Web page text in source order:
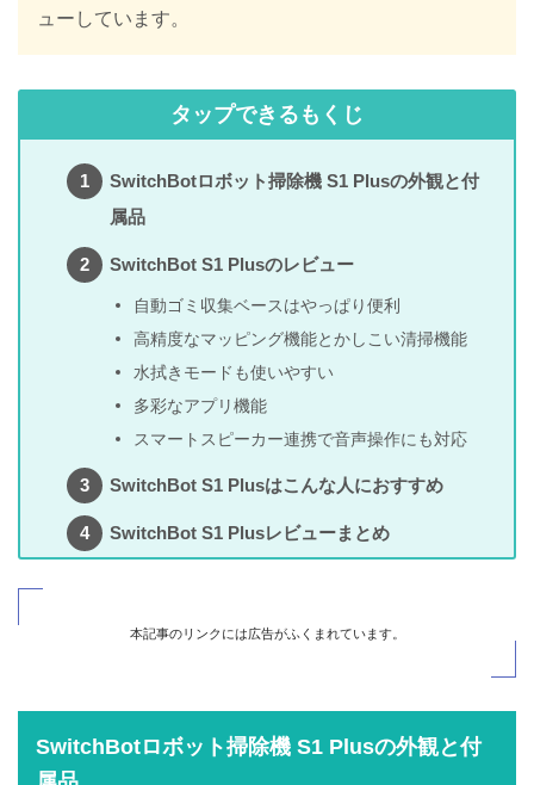
ューしています。
タップできるもくじ
SwitchBotロボット掃除機 S1 Plusの外観と付
属品
SwitchBot S1 Plusのレビュー
自動ゴミ収集ベースはやっぱり便利
高精度なマッピング機能とかしこい清掃機能
水拭きモードも使いやすい
多彩なアプリ機能
スマートスピーカー連携で音声操作にも対応
SwitchBot S1 Plusはこんな人におすすめ
SwitchBot S1 Plusレビューまとめ
本記事のリンクには広告がふくまれています。
SwitchBotロボット掃除機 S1 Plusの外観と付